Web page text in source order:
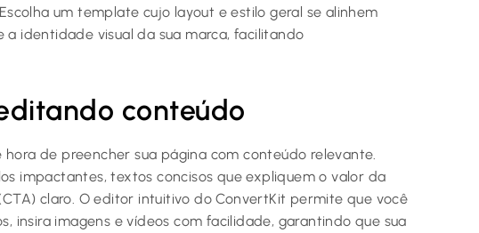
um template cujo layout e estilo geral se alinhem
identidade visual da sua marca, facilitando
conteúdo
de preencher sua página com conteúdo relevante.
impactantes, textos concisos que expliquem o valor da
claro. O editor intuitivo do ConvertKit permite que você
insira imagens e vídeos com facilidade, garantindo que sua